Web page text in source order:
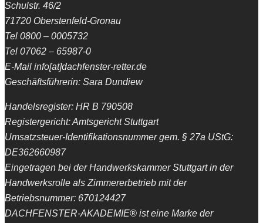
Schulstr. 46/2
71720 Oberstenfeld-Gronau
Tel 0800 – 0005732
Tel 07062 – 65987-0
E-Mail info[at]dachfenster-retter.de
Geschäftsführerin: Sara Dundiew
Handelsregister: HR B 790508
Registergericht: Amtsgericht Stuttgart
Umsatzsteuer-Identifikationsnummer gem. § 27a UStG:
DE362660987
Eingetragen bei der Handwerkskammer Stuttgart in der
Handwerksrolle als Zimmererbetrieb mit der
Betriebsnummer: 670124427
DACHFENSTER-AKADEMIE® ist eine Marke der